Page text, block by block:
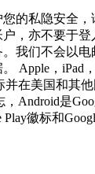
的私隐安全
，亦不要于
我们不会以
Apple，iPad
并在美国和其
Android是
Play徽标和